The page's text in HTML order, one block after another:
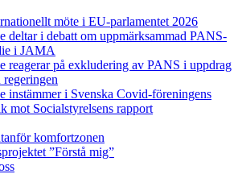
möte i EU-parlamentet 2026
deltar i debatt om uppmärksammad PANS-
i JAMA
reagerar på exkludering av PANS i uppdrag
regeringen
instämmer i Svenska Covid-föreningens
mot Socialstyrelsens rapport
komfortzonen
”Förstå mig”